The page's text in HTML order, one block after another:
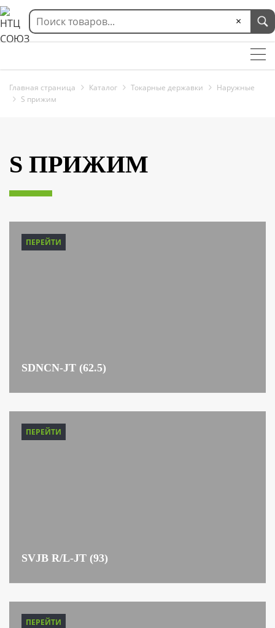
×
Главная страница Каталог Токарные державки
Наружные
S прижим
S ПРИЖИМ
ПЕРЕЙТИ
SDNCN-JT (62.5)
ПЕРЕЙТИ
SVJB R/L-JT (93)
ПЕРЕЙТИ